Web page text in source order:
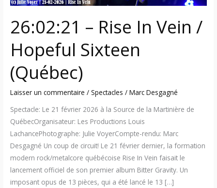
26:02:21 – Rise In Vein /
Hopeful Sixteen
(Québec)
Laisser un commentaire /Spectacles /Marc Desgagné
Spectacle: Le 21 février 2026 à la Source de la Martinière de
QuébecOrganisateur: Les Productions Louis
LachancePhotographe: Julie VoyerCompte-rendu: Marc
Desgagné Un coup de circuit! Le 21 février dernier, la formation
modern rock/metalcore québécoise Rise In Vein faisait le
lancement officiel de son premier album Bitter Gravity. Un
imposant opus de 13 pièces, qui a été lancé le 13 […]